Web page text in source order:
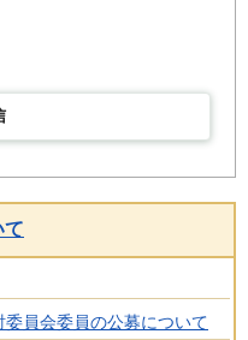
て
員会委員の公募について